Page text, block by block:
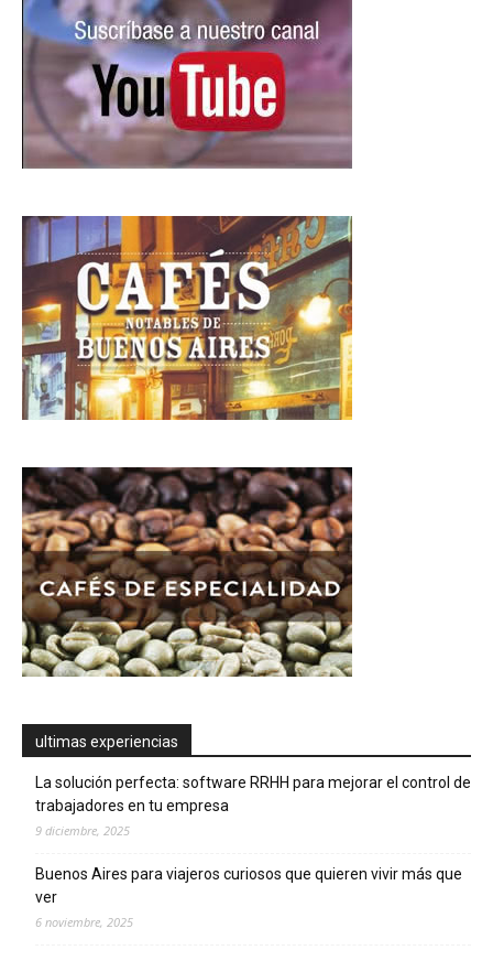
ultimas experiencias
La solución perfecta: software RRHH para mejorar el control de
trabajadores en tu empresa
9 diciembre, 2025
Buenos Aires para viajeros curiosos que quieren vivir más que
ver
6 noviembre, 2025